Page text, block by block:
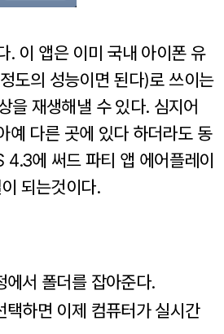
. 이 앱은 이미 국내 아이폰 유
도의 성능이면 된다)로 쓰이는
을 재생해낼 수 있다. 심지어
예 다른 곳에 있다 하더라도 동
에 써드 파티 앱 에어플레이
되는것이다.
에서 폴더를 잡아준다.
하면 이제 컴퓨터가 실시간